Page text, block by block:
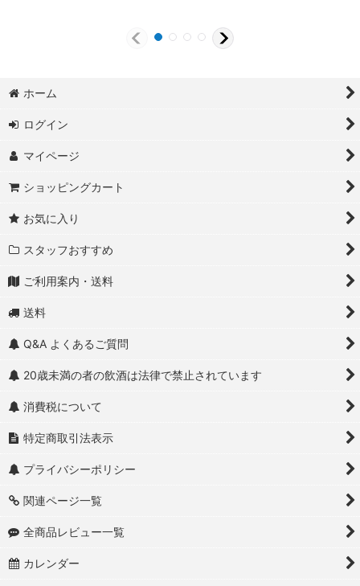
ホーム
ログイン
マイページ
ショッピングカート
お気に入り
スタッフおすすめ
ご利用案内・送料
送料
Q&A よくあるご質問
20歳未満の者の飲酒は法律で禁止されています
消費税について
特定商取引法表示
プライバシーポリシー
関連ページ一覧
全商品レビュー一覧
カレンダー